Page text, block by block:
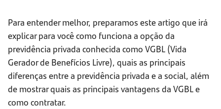
Para entender melhor, preparamos este artigo que irá
explicar para você como funciona a opção da
previdência privada conhecida como VGBL (Vida
Gerador de Benefícios Livre), quais as principais
diferenças entre a previdência privada e a social, além
de mostrar quais as principais vantagens da VGBL e
como contratar.